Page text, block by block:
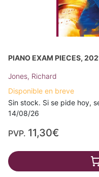
PIANO EXAM PIECES,
Jones, Richard
Disponible en breve
Sin stock. Si se pide hoy,
14/08/26
PVP. 11,30€